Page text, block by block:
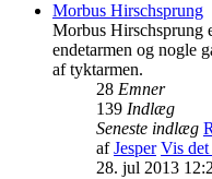
Morbus Hirschsprung
Morbus Hirschsprung
endetarmen og nogle
af tyktarmen.
28 Emner
139 Indlæg
Seneste indlæg
afJesper Vis
28. jul 2013